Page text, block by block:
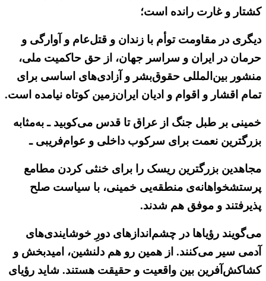
کشتار و غارت رانده است؛
دیگری در مقاومت توأم با زندان و قتل‌عام و آوارگی و
حرمان در ایران و سراسر جهان، از حق حاکمیت ملی،
منشور بین‌المللی حقوق‌بشر و آزادی‌های اساسی برای
تمام اقشار و اقوام و ادیان ایران‌زمین کوتاه نیامده است.
خمینی بر طبل جنگ از عراق تا قدس می‌کوبید ـ به‌مثابه
بزرگترین نعمت برای سرکوب داخلی و عوام‌فریبی ـ
مجاهدین بزرگترین ریسک را برای خنثی کردن مطامع
پرستشخواهانه‌ی منطقه‌یی خمینی، با سیاست صلح
پذیرفتند و موفق هم شدند.
می‌گویند رؤیاها در چشم‌اندازهای دورِ خوشایندی‌های
آدمی سیر می‌کنند. از همین رو هم دلنشین، امیدبخش و
کشاکش‌آفرین بین واقعیت و حقیقت هستند. شاید رؤیای